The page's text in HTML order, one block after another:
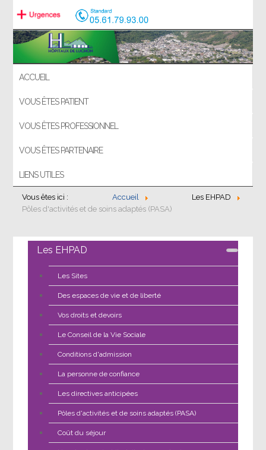
ACCUEIL
VOUS ÊTES PATIENT
VOUS ÊTES PROFESSIONNEL
VOUS ÊTES PARTENAIRE
LIENS UTILES
Vous êtes ici : Accueil
Les EHPAD
Pôles d'activités et de soins adaptés (PASA)
Les EHPAD
Les Sites
Des espaces de vie et de liberté
Vos droits et devoirs
Le Conseil de la Vie Sociale
Conditions d'admission
La personne de confiance
Les directives anticipées
Pôles d'activités et de soins adaptés (PASA)
Coût du séjour